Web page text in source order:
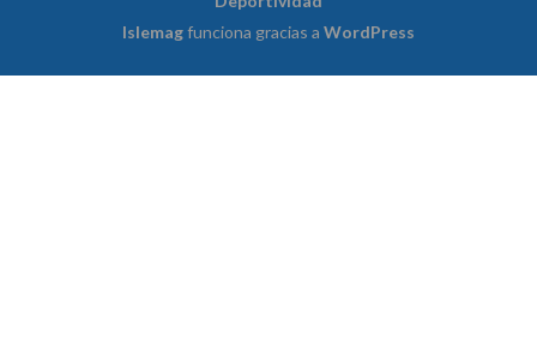
Islemagfunciona gracias a WordPress